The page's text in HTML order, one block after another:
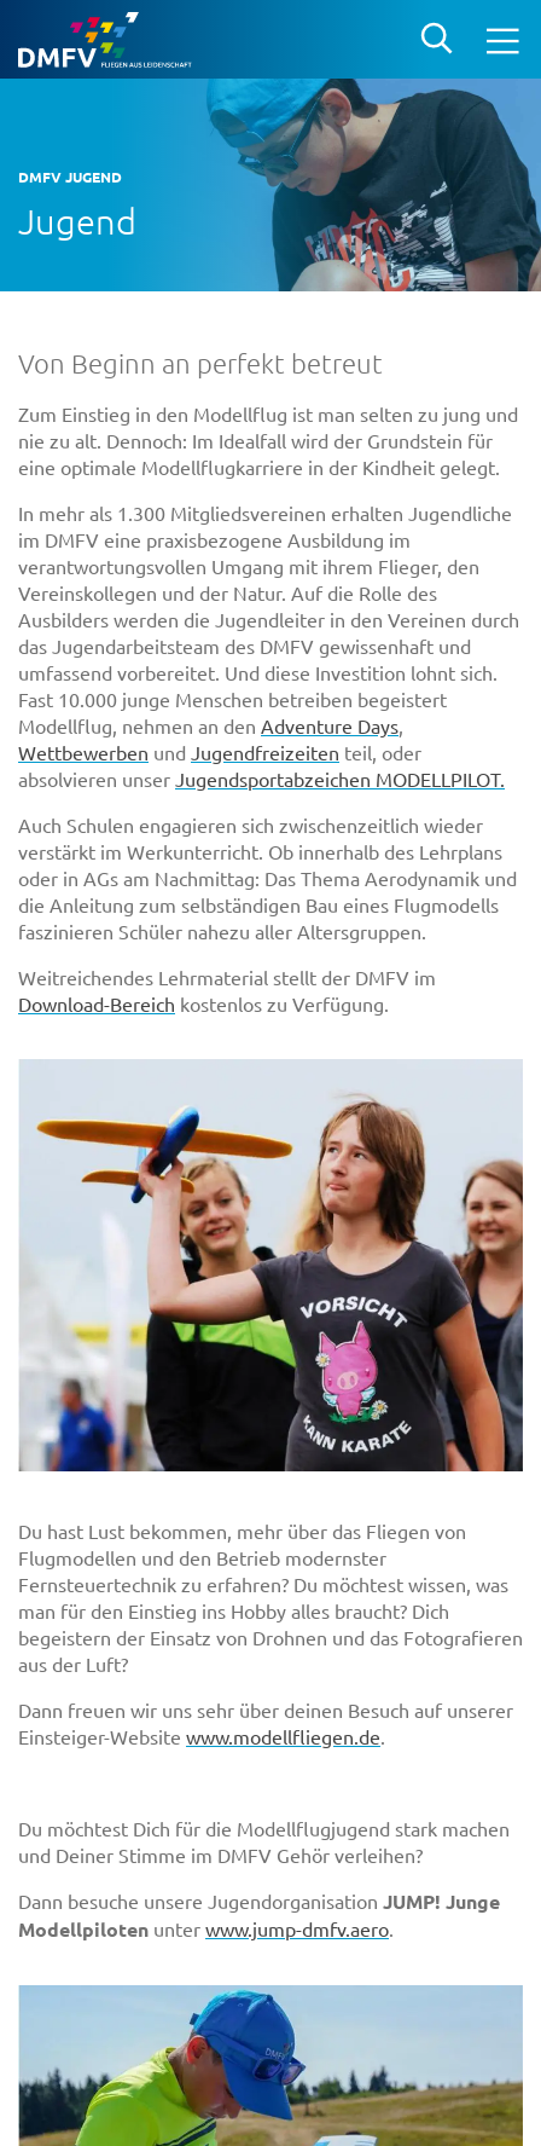
DMFV JUGEND
Jugend
Von Beginn an perfekt betreut
Zum Einstieg in den Modellflug ist man selten zu jung und
nie zu alt. Dennoch: Im Idealfall wird der Grundstein für
eine optimale Modellflugkarriere in der Kindheit gelegt.
In mehr als 1.300 Mitgliedsvereinen erhalten Jugendliche
im DMFV eine praxisbezogene Ausbildung im
verantwortungsvollen Umgang mit ihrem Flieger, den
Vereinskollegen und der Natur. Auf die Rolle des
Ausbilders werden die Jugendleiter in den Vereinen durch
das Jugendarbeitsteam des DMFV gewissenhaft und
umfassend vorbereitet. Und diese Investition lohnt sich.
Fast 10.000 junge Menschen betreiben begeistert
Modellflug, nehmen an den Adventure Days,
Wettbewerben und Jugendfreizeiten teil, oder
absolvieren unser Jugendsportabzeichen MODELLPILOT.
Auch Schulen engagieren sich zwischenzeitlich wieder
verstärkt im Werkunterricht. Ob innerhalb des Lehrplans
oder in AGs am Nachmittag: Das Thema Aerodynamik und
die Anleitung zum selbständigen Bau eines Flugmodells
faszinieren Schüler nahezu aller Altersgruppen.
Weitreichendes Lehrmaterial stellt der DMFV im
Download-Bereich kostenlos zu Verfügung.
Du hast Lust bekommen, mehr über das Fliegen von
Flugmodellen und den Betrieb modernster
Fernsteuertechnik zu erfahren? Du möchtest wissen, was
man für den Einstieg ins Hobby alles braucht? Dich
begeistern der Einsatz von Drohnen und das Fotografieren
aus der Luft?
Dann freuen wir uns sehr über deinen Besuch auf unserer
Einsteiger-Website www.modellfliegen.de.
Du möchtest Dich für die Modellflugjugend stark machen
und Deiner Stimme im DMFV Gehör verleihen?
Dann besuche unsere Jugendorganisation JUMP! Junge
Modellpiloten unter www.jump-dmfv.aero.